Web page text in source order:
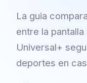
La guia
entre la
Universal+
deportes en